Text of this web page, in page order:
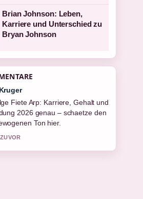
Brian Johnson: Leben,
Karriere und Unterschied zu
Bryan Johnson
Wagner
Kontext zu Regina Halmich:
Wohnort, Nase und
Bitte haltet diesen Liveticker